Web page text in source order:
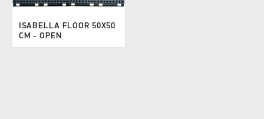
ISABELLA FLOOR 50X50
CM - OPEN